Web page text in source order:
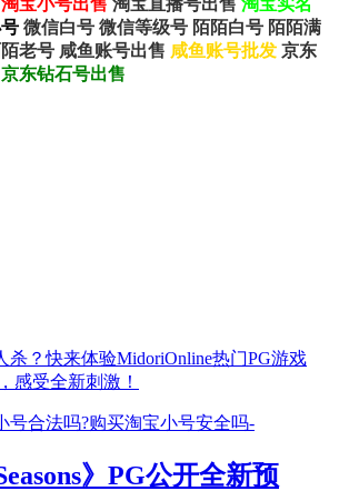
微信白号 微信等级号 陌陌白号 陌陌满
老号 咸鱼账号出售 咸鱼账号批发 京东
京东钻石号出售
杀？快来体验MidoriOnline热门PG游戏
感受全新刺激！
号合法吗?购买淘宝小号安全吗-
》PG公开全新预